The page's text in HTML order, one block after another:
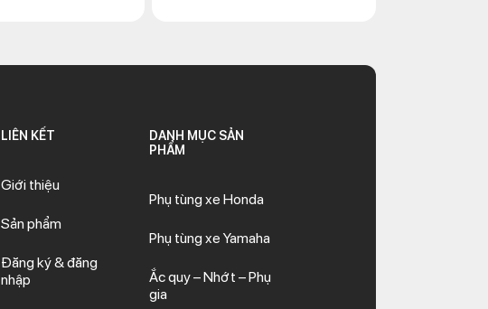
LIÊN KẾT
Giới thiệu
Sản phẩm
Đăng ký & đăng
nhập
DANH MỤC SẢN
PHẨM
Phụ tùng xe Honda
Phụ tùng xe Yamaha
Ắc quy – Nhớt – Phụ
gia